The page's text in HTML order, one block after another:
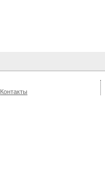
Контакты